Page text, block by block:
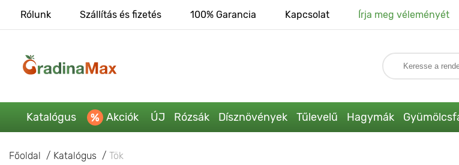
Rólunk Szállítás és fizetés 100% Garancia Kapcsolat Írja meg véleményét
Katalógus Akciók ÚJ Rózsák Dísznövények Tűlevelű Hagymák
Főoldal Katalógus Tök